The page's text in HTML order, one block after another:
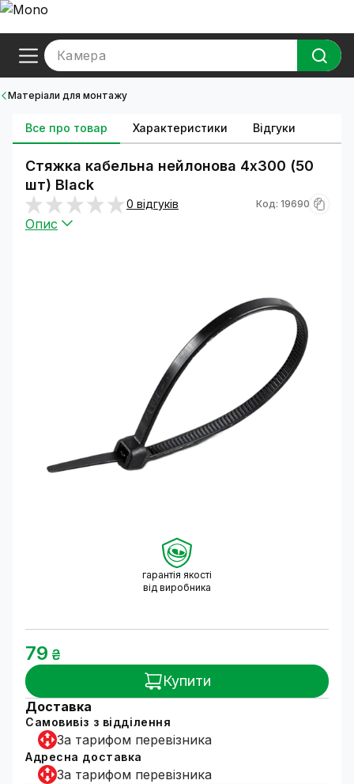
Камера
Матеріали для монтажу
Все про товар Характеристики Відгуки
Стяжка кабельна нейлонова 4х300 (50
шт) Black
0 відгуків Код: 19690
Опис
гарантія якості
від виробника
79 ₴
Купити
Доставка
Самовивіз з відділення
За тарифом перевізника
Адресна доставка
За тарифом перевізника